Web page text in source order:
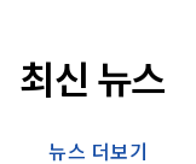
최신 뉴스
뉴스 더보기